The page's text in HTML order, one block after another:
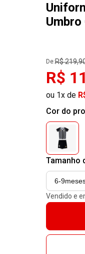
De:R$
R$
ou 1x de
Cor do
Tamanho
6-
Vendido e